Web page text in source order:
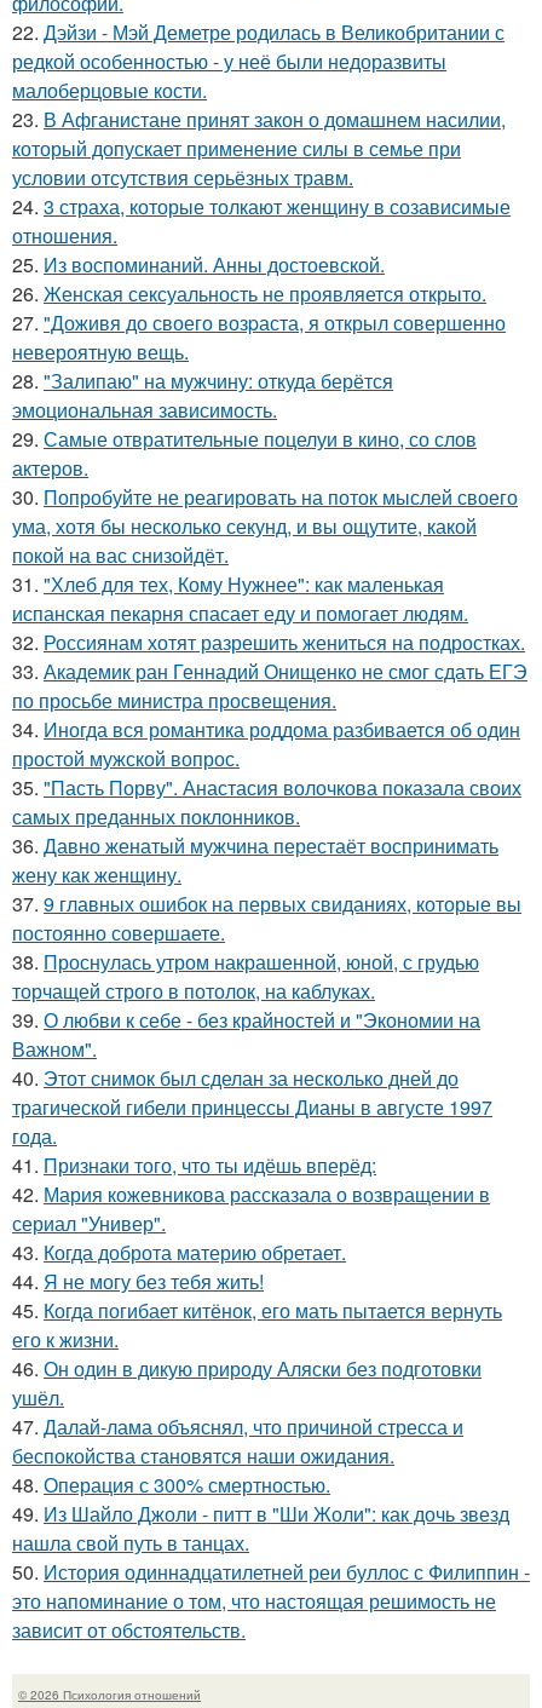
22. Дэйзи - Мэй Деметре родилась в Великобритании с
редкой особенностью - у неё были недоразвиты
малоберцовые кости.
23. В Афганистане принят закон о домашнем насилии,
который допускает применение силы в семье при
условии отсутствия серьёзных травм.
24. 3 страха, которые толкают женщину в созависимые
отношения.
25. Из воспоминаний. Анны достоевской.
26. Женская сексуальность не проявляется открыто.
27. "Доживя до своего возpаста, я открыл совершенно
невероятную вещь.
28. "Залипаю" на мужчину: откуда берётся
эмоциональная зависимость.
29. Самые отвратительные поцелуи в кино, со слов
актеров.
30. Попробуйте не реагировать на поток мыслей своего
ума, хотя бы несколько секунд, и вы ощутите, какой
покой на вас снизойдёт.
31. "Хлеб для тех, Кому Нужнее": как маленькая
испанская пекарня спасает еду и помогает людям.
32. Россиянам хотят разрешить жениться на подростках.
33. Академик ран Геннадий Онищенко не смог сдать ЕГЭ
по просьбе министра просвещения.
34. Иногда вся романтика роддома разбивается об один
простой мужской вопрос.
35. "Пасть Порву". Анастасия волочкова показала своих
самых преданных поклонников.
36. Давно женатый мужчина перестаёт воспринимать
жену как женщину.
37. 9 главных ошибок на первых свиданиях, которые вы
постоянно совершаете.
38. Проснулась утром накрашенной, юной, с грудью
торчащей строго в потолок, на каблуках.
39. О любви к себе - без крайностей и "Экономии на
Важном".
40. Этот снимок был сделан за несколько дней до
трагической гибели принцессы Дианы в августе 1997
года.
41. Признаки того, что ты идёшь вперёд:
42. Мария кожевникова рассказала о возвращении в
сериал "Универ".
43. Когда доброта материю обретает.
44. Я не могу без тебя жить!
45. Когда погибает китёнок, его мать пытается вернуть
его к жизни.
46. Он один в дикую природу Аляски без подготовки
ушёл.
47. Далай-лама объяснял, что причиной стресса и
беспокойства становятся наши ожидания.
48. Операция с 300% смертностью.
49. Из Шайло Джоли - питт в "Ши Жоли": как дочь звезд
нашла свой путь в танцах.
50. История одиннадцатилетней реи буллос с Филиппин -
это напоминание о том, что настоящая решимость не
зависит от обстоятельств.
© 2026 Психология отношений